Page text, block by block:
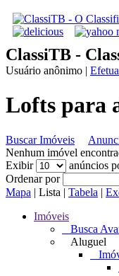
ClassiTB -
Usuário anônimo |
Lofts para
Buscar Imóveis
Nenhum imóvel
Exibir
anúncios
Ordenar por
Mapa | Lista | Tabela |
Imóveis
Busca
Aluguel